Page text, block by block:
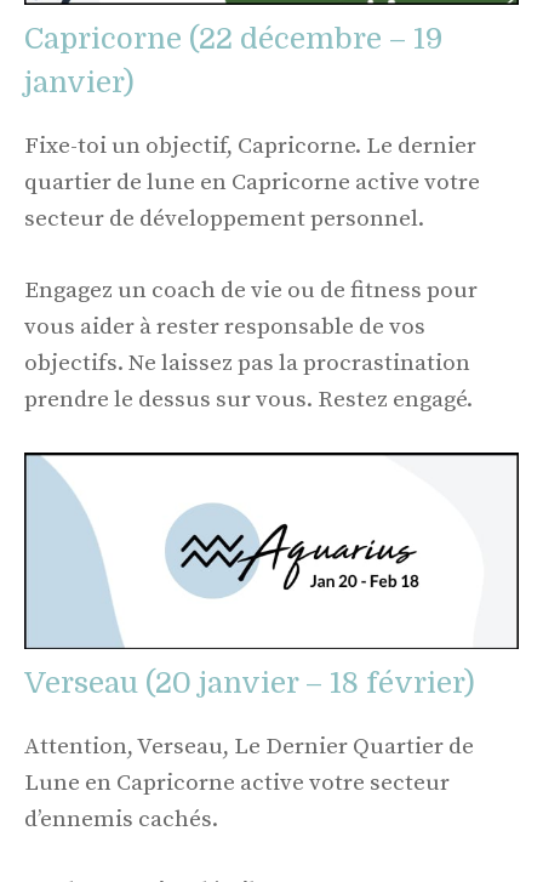
Capricorne (22 décembre – 19
janvier)
Fixe-toi un objectif, Capricorne. Le dernier
quartier de lune en Capricorne active votre
secteur de développement personnel.
Engagez un coach de vie ou de fitness pour
vous aider à rester responsable de vos
objectifs. Ne laissez pas la procrastination
prendre le dessus sur vous. Restez engagé.
Verseau (20 janvier – 18 février)
Attention, Verseau, Le Dernier Quartier de
Lune en Capricorne active votre secteur
d’ennemis cachés.